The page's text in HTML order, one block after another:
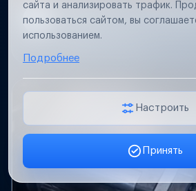
Не работает свет
Проверим проводку и разъемы,
сайта и анализировать трафик.
пользоваться сайтом, вы
использованием.
Подробнее
Настроить
Принять
Заявка онлайн